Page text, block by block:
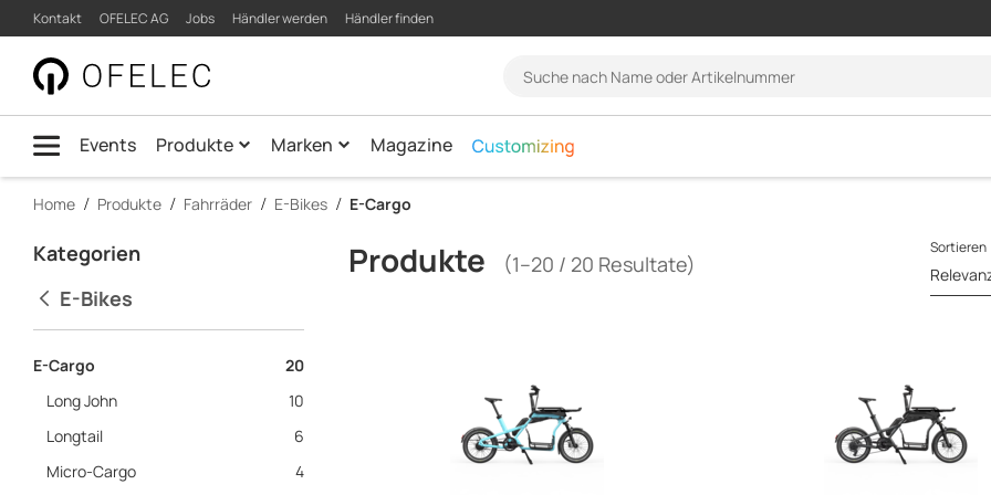
Product
Listing
OFELEC
AG
quick.navigation
Kontakt OFELEC AG Jobs Händler werden Händler finden language.navigation
Name
Artikelnummer
Menü
Events Produkte Marken Magazine
Home Produkte Fahrräder E-Bikes E-Cargo
Produkte (1–20 / 20 Resultate)
Sortieren
Kategorien
E-Bikes
E-Cargo
20
Long John
10
Longtail
6
Micro-Cargo
4